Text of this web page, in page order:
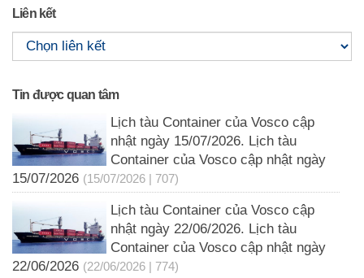
Liên kết
Tin được quan tâm
Lịch tàu Container của Vosco cập
nhật ngày 15/07/2026. Lịch tàu
Container của Vosco cập nhật ngày
15/07/2026 (15/07/2026 | 707)
Lịch tàu Container của Vosco cập
nhật ngày 22/06/2026. Lịch tàu
Container của Vosco cập nhật ngày
22/06/2026 (22/06/2026 | 774)